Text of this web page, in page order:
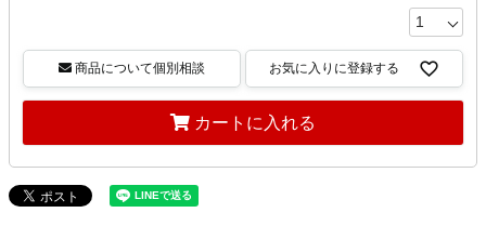
商品について個別相談 お気に入りに登録する
カートに入れる